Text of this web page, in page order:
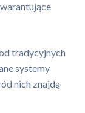
tradycyjnych
systemy
nich znajdą